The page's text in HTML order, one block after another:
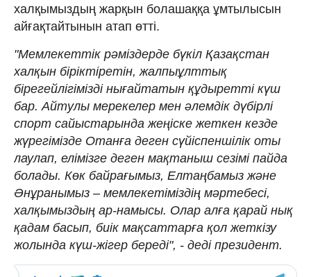
халқымыздың жарқын болашаққа ұмтылысын
айғақтайтынын атап өтті.
"Мемлекеттік рәміздерде бүкіл Қазақстан
халқын біріктіретін, жалпыұлттық
бірегейлігімізді нығайтатын құдыретті күш
бар. Айтулы мерекелер мен әлемдік дүбірлі
спорт сайыстарында жеңіске жеткен кезде
жүрегімізде Отанға деген сүйіспеншілік оты
лаулап, елімізге деген мақтаныш сезімі пайда
болады. Көк байрағымыз, Елтаңбамыз және
Әнұранымыз – мемлекетіміздің мәртебесі,
халқымыздың ар-намысы. Олар алға қарай нық
қадам басып, биік мақсаттарға қол жеткізу
жолында күш-жігер береді", - деді президент.